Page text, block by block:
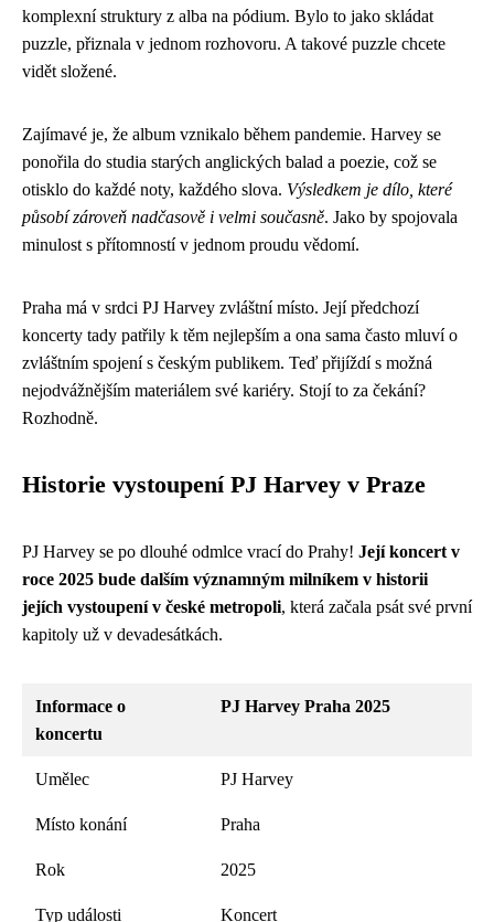
komplexní struktury z alba na pódium. Bylo to jako skládat
puzzle, přiznala v jednom rozhovoru. A takové puzzle chcete
vidět složené.
Zajímavé je, že album vznikalo během pandemie. Harvey se
ponořila do studia starých anglických balad a poezie, což se
otisklo do každé noty, každého slova. Výsledkem je dílo, které
působí zároveň nadčasově i velmi současně. Jako by spojovala
minulost s přítomností v jednom proudu vědomí.
Praha má v srdci PJ Harvey zvláštní místo. Její předchozí
koncerty tady patřily k těm nejlepším a ona sama často mluví o
zvláštním spojení s českým publikem. Teď přijíždí s možná
nejodvážnějším materiálem své kariéry. Stojí to za čekání?
Rozhodně.
Historie vystoupení PJ Harvey v Praze
PJ Harvey se po dlouhé odmlce vrací do Prahy! Její koncert v
roce 2025 bude dalším významným milníkem v historii
jejích vystoupení v české metropoli, která začala psát své první
kapitoly už v devadesátkách.
Informace o
koncertu
PJ Harvey Praha 2025
Umělec PJ Harvey
Místo konání Praha
Rok 2025
Typ události Koncert